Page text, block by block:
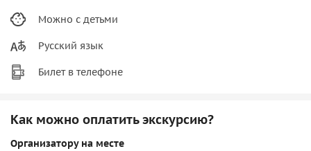
Можно с детьми
Русский язык
Билет в телефоне
Как можно оплатить экскурсию?
Организатору на месте